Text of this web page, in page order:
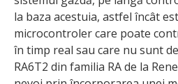
la baza acestuia, astfel încât
microcontroler care poate
în timp real sau care nu sunt
RA6T2 din familia RA de la